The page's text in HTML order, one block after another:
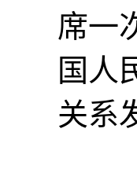
席一
国人
关系